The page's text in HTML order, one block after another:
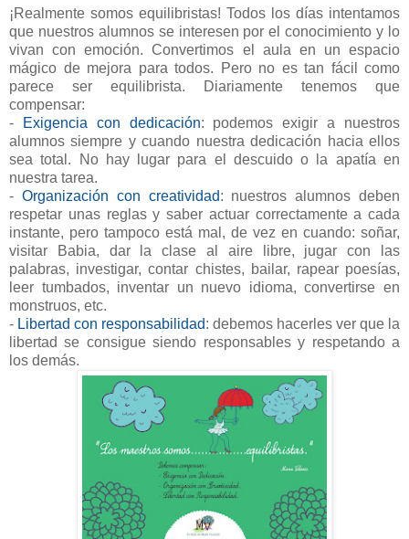
¡Realmente somos equilibristas! Todos los días intentamos
que nuestros alumnos se interesen por el conocimiento y lo
vivan con emoción. Convertimos el aula en un espacio
mágico de mejora para todos. Pero no es tan fácil como
parece ser equilibrista. Diariamente tenemos que
compensar:
-
Exigencia con dedicación: podemos exigir a nuestros
alumnos siempre y cuando nuestra dedicación hacia ellos
sea total. No hay lugar para el descuido o la apatía en
nuestra tarea.
- Organización con creatividad: nuestros alumnos deben
respetar unas reglas y saber actuar correctamente a cada
instante, pero tampoco está mal, de vez en cuando: soñar,
visitar Babia, dar la clase al aire libre, jugar con las
palabras, investigar, contar chistes, bailar, rapear poesías,
leer tumbados, inventar un nuevo idioma, convertirse en
monstruos, etc.
- Libertad con responsabilidad: debemos hacerles ver que la
libertad se consigue siendo responsables y respetando a
los demás.